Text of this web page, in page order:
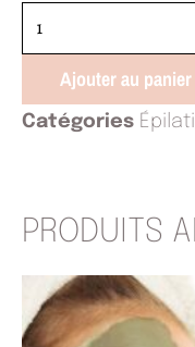
de
Ajouter au panier
Catégories
PRODUITS